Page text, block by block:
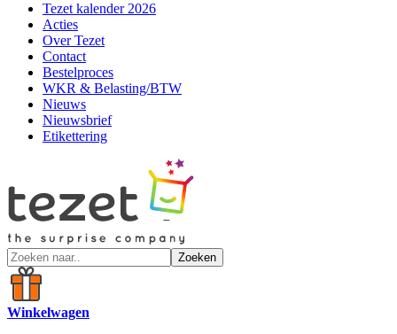
Tezet kalender 2026
Acties
Over Tezet
Contact
Bestelproces
WKR & Belasting/BTW
Nieuws
Nieuwsbrief
Etikettering
Zoeken
Winkelwagen